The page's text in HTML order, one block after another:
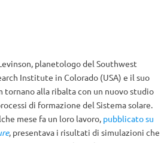
planetologo del Southwest
Institute in Colorado (USA) e il suo
tornano alla ribalta con un nuovo studio
di formazione del Sistema solare.
mese fa un loro lavoro, pubblicato su
, presentava i risultati di simulazioni che